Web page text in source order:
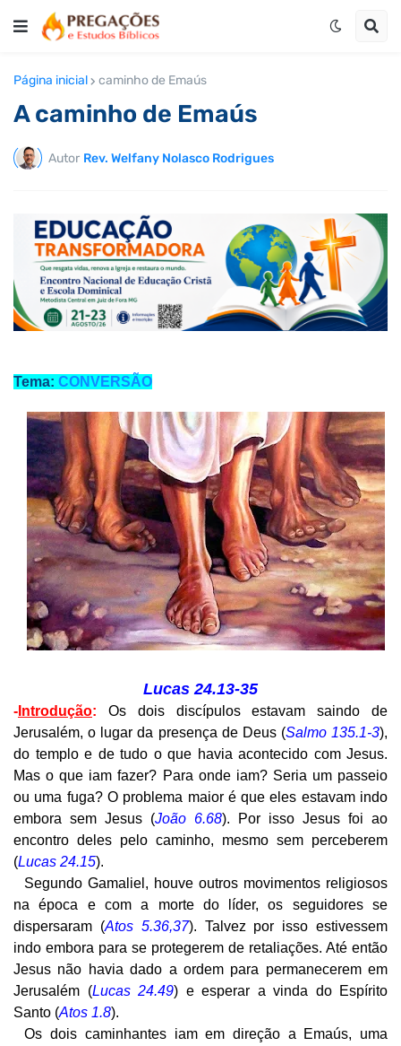
Página inicial caminho de Emaús
A caminho de Emaús
Autor Rev. Welfany Nolasco Rodrigues
Tema: CONVERSÃO
Lucas 24.13-35
- Introdução:
Os dois discípulos estavam saindo de
Jerusalém, o lugar da presença de Deus (Salmo 135.1-3),
do templo e de tudo o que havia acontecido com Jesus.
Mas o que iam fazer? Para onde iam? Seria um passeio
ou uma fuga? O problema maior é que eles estavam indo
embora sem Jesus (João 6.68). Por isso Jesus foi ao
encontro deles pelo caminho, mesmo sem perceberem
(Lucas 24.15).
Segundo Gamaliel, houve outros movimentos religiosos
na época e com a morte do líder, os seguidores se
dispersaram (Atos 5.36,37). Talvez por isso estivessem
indo embora para se protegerem de retaliações. Até então
Jesus não havia dado a ordem para permanecerem em
Jerusalém (Lucas 24.49) e esperar a vinda do Espírito
Santo (Atos 1.8).
Os dois caminhantes iam em direção a Emaús, uma